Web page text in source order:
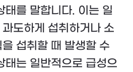
태를 말합니다. 이는 일
도하게 섭취하거나 소
섭취할 때 발생할 수
태는 일반적으로 급성으